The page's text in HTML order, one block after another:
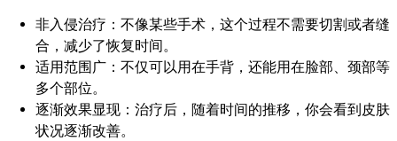
非入侵治疗：不像某些手术，这个过程不需要切割或者缝
合，减少了恢复时间。
适用范围广：不仅可以用在手背，还能用在脸部、颈部等
多个部位。
逐渐效果显现：治疗后，随着时间的推移，你会看到皮肤
状况逐渐改善。